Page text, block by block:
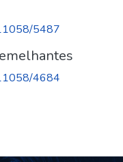
5487
4684